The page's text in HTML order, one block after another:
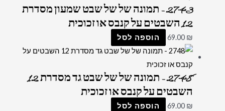
2743 – תמונה של של שבט שמעון מסדרת
12 השבטים על קנבס או זכוכית
69.00 ₪ הוספה לסל
2748 – תמונה של של שבט גד מסדרת 12
השבטים על קנבס או זכוכית
69.00 ₪ הוספה לסל